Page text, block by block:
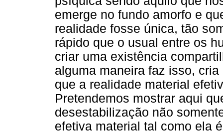
emerge no fundo amorfo e
realidade fosse única, tão
rápido que o usual entre os
criar uma existência
alguma maneira faz isso,
que a realidade material
Pretendemos mostrar aqui
desestabilização não
efetiva material tal como ela